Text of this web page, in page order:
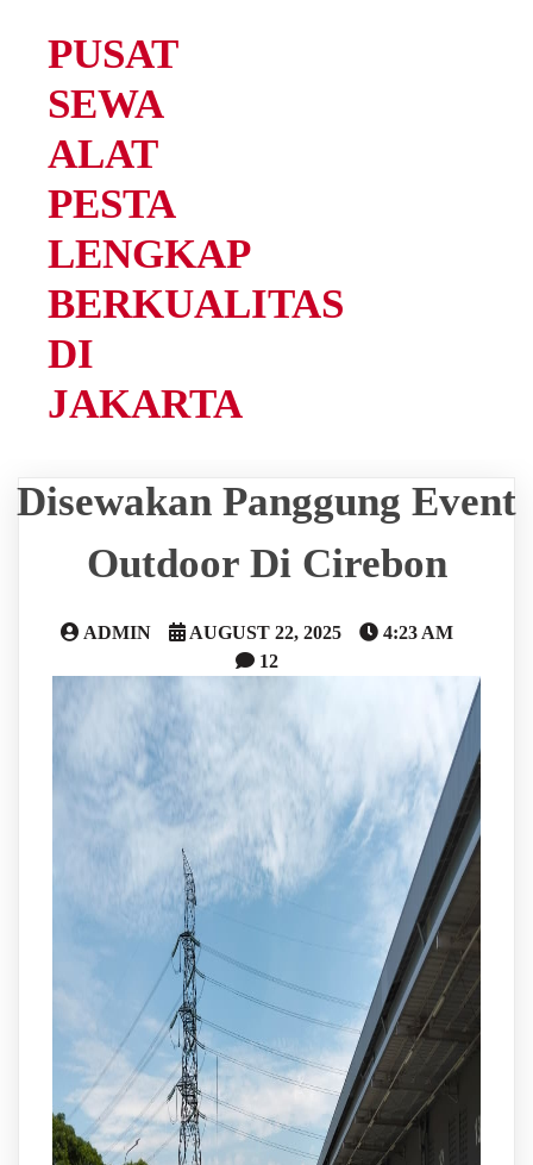
PUSAT
SEWA
ALAT
PESTA
LENGKAP
BERKUALITAS
DI
JAKARTA
Disewakan Panggung Event
Outdoor Di Cirebon
ADMIN AUGUST 22, 2025
4:23 AM
12